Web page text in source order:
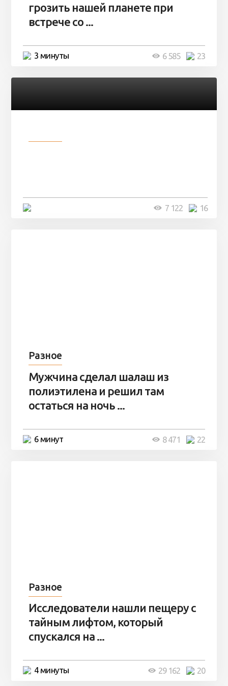
грозить нашей планете при
встрече со ...
3 минуты 23
6 585
16
7 122
Разное
Мужчина сделал шалаш из
полиэтилена и решил там
остаться на ночь ...
6 минут 22
8 471
Разное
Исследователи нашли пещеру с
тайным лифтом, который
спускался на ...
4 минуты 20
29 162